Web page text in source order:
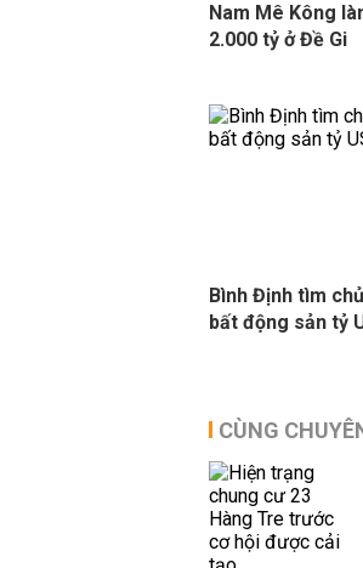
Nam Mê Kông
2.000 tỷ ở Đề Gi
Bình Định tìm
bất động sản tỷ
CÙNG